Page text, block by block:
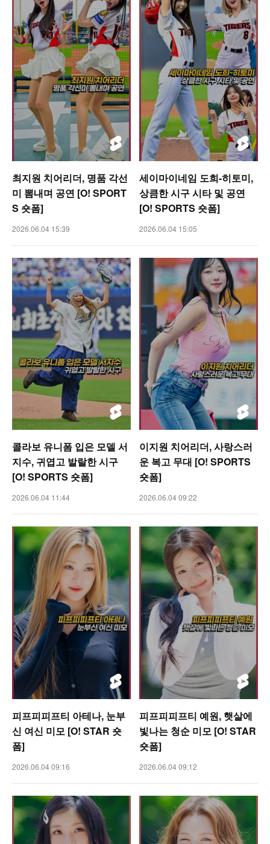
최지원 치어리더, 명품 각선
미 뽐내며 공연 [O! SPORT
S 숏폼]
2026.06.04 15:39
세이마이네임 도희-히토미,
상큼한 시구 시타 및 공연
[O! SPORTS 숏폼]
2026.06.04 15:05
콜라보 유니폼 입은 모델 서
지수, 귀엽고 발랄한 시구
[O! SPORTS 숏폼]
2026.06.04 11:44
이지원 치어리더, 사랑스러
운 복고 무대 [O! SPORTS
숏폼]
2026.06.04 09:22
피프피피프티 아테나, 눈부
신 여신 미모 [O! STAR 숏
폼]
2026.06.04 09:16
피프피피프티 예원, 햇살에
빛나는 청순 미모 [O! STAR
숏폼]
2026.06.04 09:12